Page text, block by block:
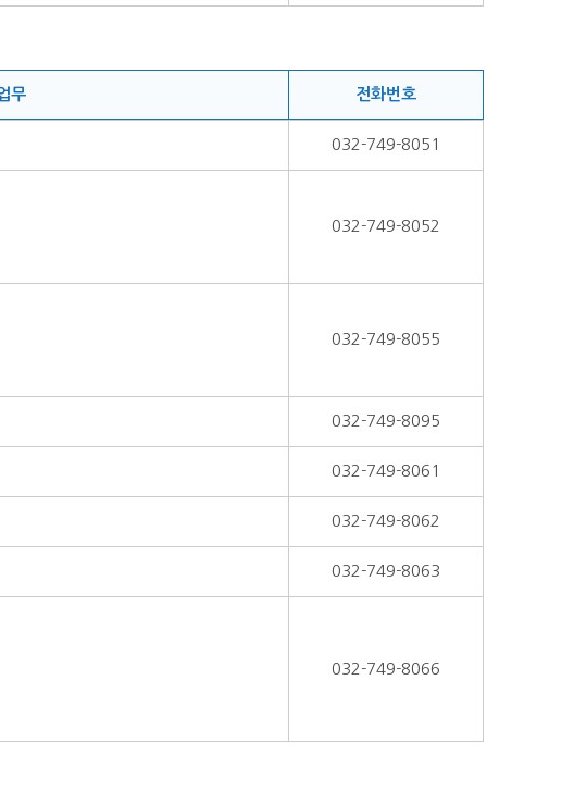
무 전화번호
032-749-8051
032-749-8052
032-749-8055
032-749-8095
032-749-8061
032-749-8062
032-749-8063
032-749-8066